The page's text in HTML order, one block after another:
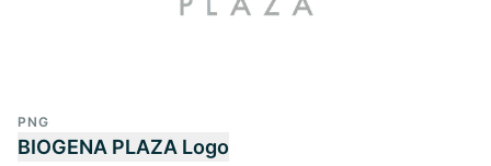
PNG
BIOGENA PLAZA Logo